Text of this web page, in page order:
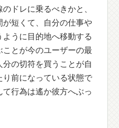
ドレに乗るべきかと、
短くて、自分の仕事や
うに目的地へ移動する
とが今のユーザーの最
の切符を買うことが自
前になっている状態で
行為は遙か彼方へぶっ